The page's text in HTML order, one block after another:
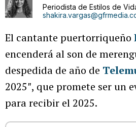
Periodista de Estilos de
El cantante puertorriqueño
encenderá al son de
despedida de año de
2025″, que promete ser un
para recibir el 2025.